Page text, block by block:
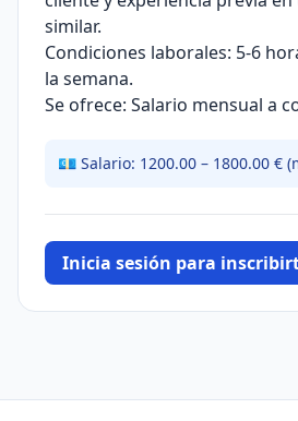
similar.
Condiciones laborales: 5-6
la semana.
Se ofrece: Salario mensual a
💶 Salario: 1200.00 – 1800.00 €
Inicia sesión para